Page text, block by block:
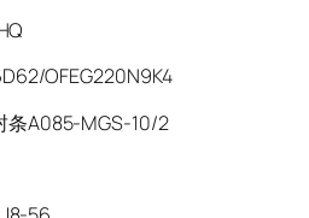
OFEG220N9K4
条A085-MGS-10/2